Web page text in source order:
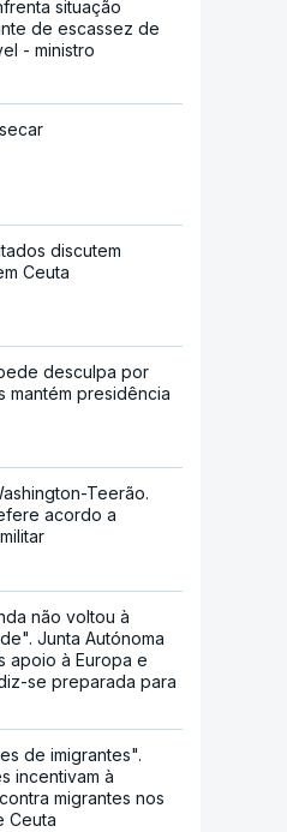
situação
de escassez de
- ministro
discutem
Ceuta
desculpa por
mantém presidência
Teerão.
acordo a
não voltou à
Junta Autónoma
apoio à Europa e
se preparada para
de imigrantes".
incentivam à
migrantes nos
Ceuta